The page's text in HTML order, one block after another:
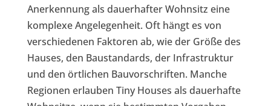
Anerkennung als dauerhafter Wohnsitz eine
komplexe Angelegenheit. Oft hängt es von
verschiedenen Faktoren ab, wie der Größe des
Hauses, den Baustandards, der Infrastruktur
und den örtlichen Bauvorschriften. Manche
Regionen erlauben Tiny Houses als dauerhafte